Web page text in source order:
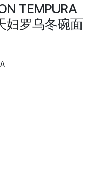
TEMPURA
妇罗乌冬碗面